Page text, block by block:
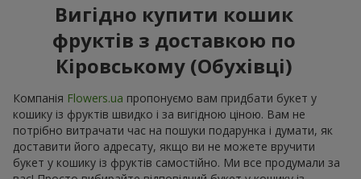
Вигідно купити кошик
фруктів з доставкою по
Кіровському (Обухівці)
Компанія Flowers.ua пропонуємо вам придбати букет у
кошику із фруктів швидко і за вигідною ціною. Вам не
потрібно витрачати час на пошуки подарунка і думати, як
доставити його адресату, якщо ви не можете вручити
букет у кошику із фруктів самостійно. Ми все продумали за